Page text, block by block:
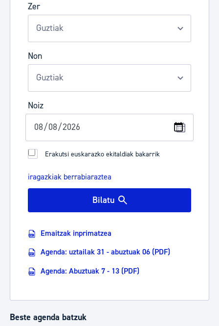
Zer
Non
Noiz
Erakutsi euskarazko ekitaldiak bakarrik
iragazkiak berrabiaraztea
Bilatu
Emaitzak inprimatzea
Agenda: uztailak 31 - abuztuak 06 (PDF)
Agenda: Abuztuak 7 - 13 (PDF)
Beste agenda batzuk